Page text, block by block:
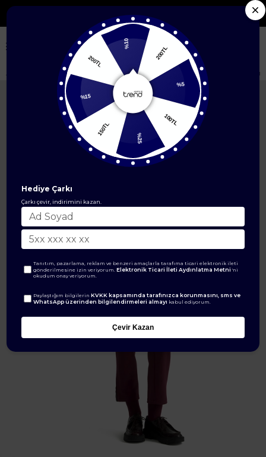
Seçili Yeni Sezon Ürünlerde %50'ye Varan İndirim
ÜST GİYİM İkili Takım Taş Detaylı Kapüşonlu İkili Spor
%10 200TL
%5
100TL
%25
150TL
%15
200TL
Hediye Çarkı
Çarkı çevir, indirimini kazan.
Tanıtım, pazarlama, reklam ve benzeri amaçlarla tarafıma ticari elektronik ileti
gönderilmesine izin veriyorum.Elektronik Ticari İleti Aydınlatma Metni 'ni
okudum onay veriyorum.
Paylaştığım bilgilerinKVKK kapsamında tarafınızca korunmasını, sms ve
WhatsApp üzerinden bilgilendirmeleri almayı kabul ediyorum.
Çevir Kazan